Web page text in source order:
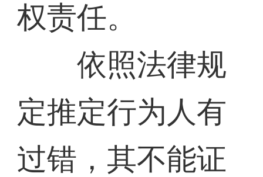
权责任。
依照法律规
定推定行为人有
过错，其不能证